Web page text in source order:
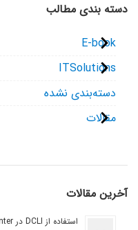
دسته بندی مطالب
E-book
ITSolutions
دسته‌بندی نشده
مقالات
آخرین مقالات
استفاده از DCLI در Vcenter